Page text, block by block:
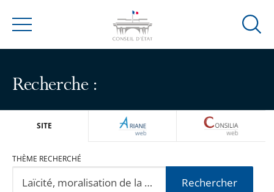
Menu
Ouvrir
Recherche :
SITE ARIANEWEB
THÈME RECHERCHÉ
Rechercher